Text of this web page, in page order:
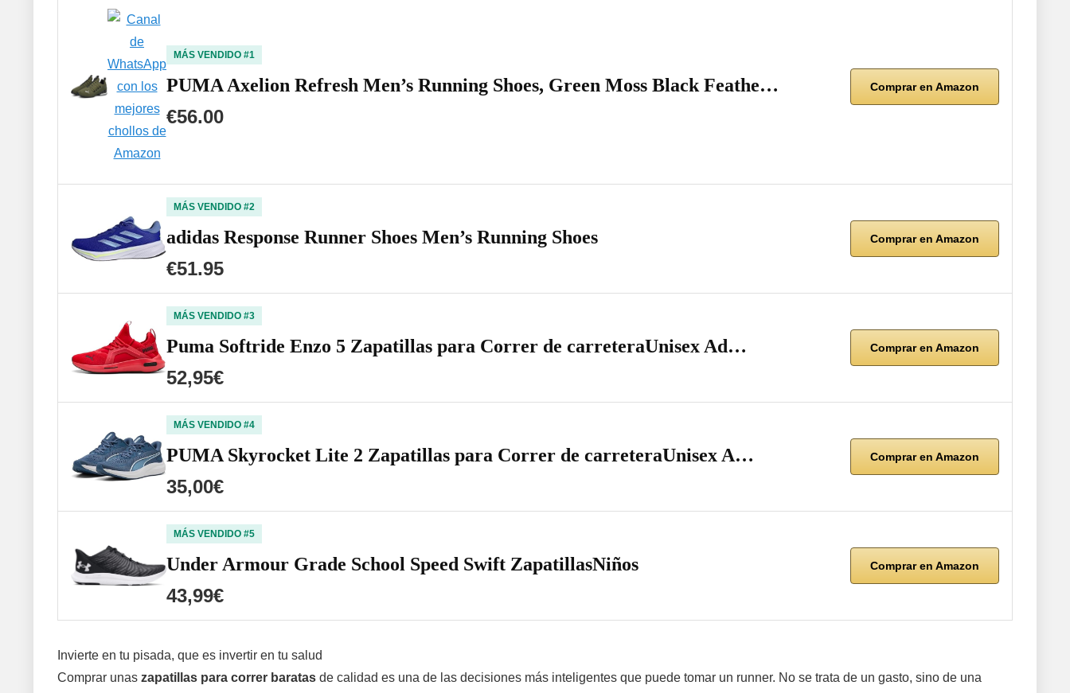
MÁS VENDIDO #1
PUMA Axelion Refresh Men’s Running Shoes, Green Moss Black Feathe…
€56.00
Comprar en Amazon
MÁS VENDIDO #2
adidas Response Runner Shoes Men’s Running Shoes
€51.95
Comprar en Amazon
MÁS VENDIDO #3
Puma Softride Enzo 5 Zapatillas para Correr de carreteraUnisex Ad…
52,95€
Comprar en Amazon
MÁS VENDIDO #4
PUMA Skyrocket Lite 2 Zapatillas para Correr de carreteraUnisex A…
35,00€
Comprar en Amazon
MÁS VENDIDO #5
Under Armour Grade School Speed Swift ZapatillasNiños
43,99€
Comprar en Amazon
Invierte en tu pisada, que es invertir en tu salud
Comprar unas zapatillas para correr baratas de calidad es una de las decisiones más inteligentes que puede tomar un runner. No se trata de un gasto, sino de una